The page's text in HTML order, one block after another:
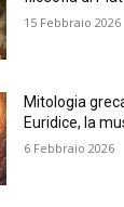
15 Febbraio 2026
Mitologia
Euridice, la
6 Febbraio 2026